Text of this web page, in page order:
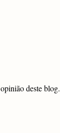
deste blog.